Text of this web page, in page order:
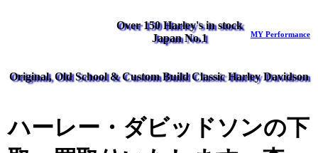
Over 150 Harley's in stock
Japan No.1
MY Performance
Original, Old School & Custom Build Classic Harley Davidson
ハーレー・ダビッドソンの下